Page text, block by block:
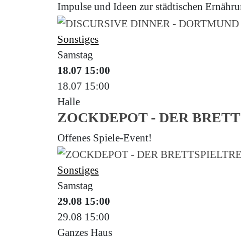
Impulse und Ideen zur städtischen
Sonstiges
Samstag
18.07 15:00
18.07 15:00
Halle
ZOCKDEPOT - DER
Offenes Spiele-Event!
Sonstiges
Samstag
29.08 15:00
29.08 15:00
Ganzes Haus